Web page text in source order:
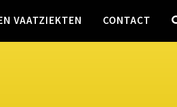
VAATZIEKTEN CONTACT